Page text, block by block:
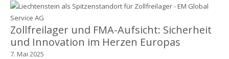
Zollfreilager und FMA-Aufsicht: Sicherheit
und Innovation im Herzen Europas
7. Mai 2025